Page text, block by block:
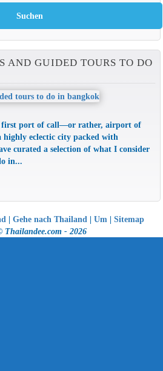
AND GUIDED TOURS TO DO
first port of call—or rather, airport of
eclectic city packed with
curated a selection of what I consider
in...
| Gehe nach Thailand | Um | Sitemap
Thailandee.com - 2026